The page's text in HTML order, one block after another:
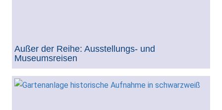
Außer der Reihe: Ausstellungs- und
Museumsreisen